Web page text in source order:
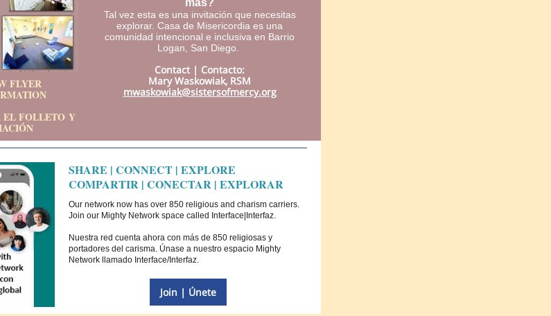
FLYER
EL FOLLETO Y
más?
Tal vez esta es una invitación que necesitas
explorar. Casa de Misericordia es una
comunidad intencional e inclusiva en Barrio
Logan, San Diego.
Contact | Contacto:
Mary Waskowiak, RSM
mwaskowiak@sistersofmercy.org
SHARE | CONNECT | EXPLORE
COMPARTIR | CONECTAR | EXPLORAR
Our network now has over 850 religious and charism carriers.
Join our Mighty Network space called Interface|Interfaz.
Nuestra red cuenta ahora con más de 850 religiosas y
portadores del carisma. Únase a nuestro espacio Mighty
Network llamado Interface/Interfaz.
Join | Únete